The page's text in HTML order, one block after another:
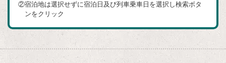
ウ
で
②宿泊地は選択せずに宿泊日及び列車乗車日を選択し検索ボタ
ンをクリック